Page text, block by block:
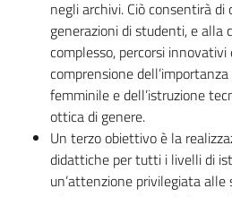
negli archivi. Ciò consentirà
generazioni di studenti, e alla
complesso, percorsi
comprensione
femminile e dell’istruzione
ottica di genere.
Un terzo obiettivo è la
didattiche per tutti i livelli di
un’attenzione privilegiata alle